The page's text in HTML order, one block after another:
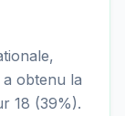
a obtenu la
18 (39%).